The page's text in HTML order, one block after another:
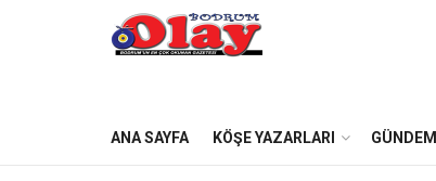
ANA SAYFA KÖŞE YAZARLARI GÜNDEM